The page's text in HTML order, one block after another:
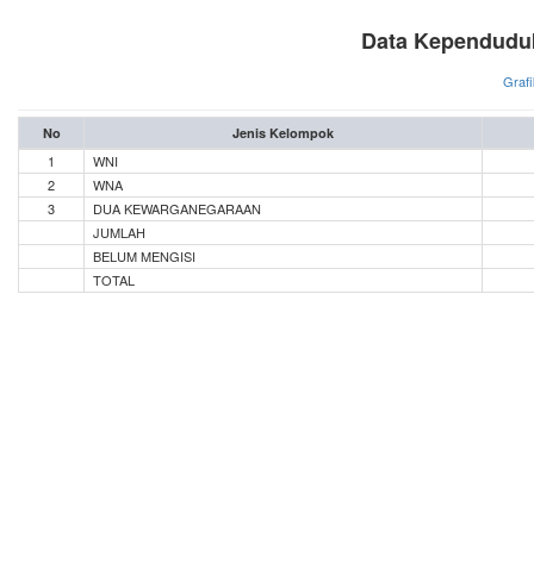
Data
No Jenis Kelompok
1
WNI
2
WNA
3
DUA KEWARGANEGARAAN
JUMLAH
BELUM MENGISI
TOTAL